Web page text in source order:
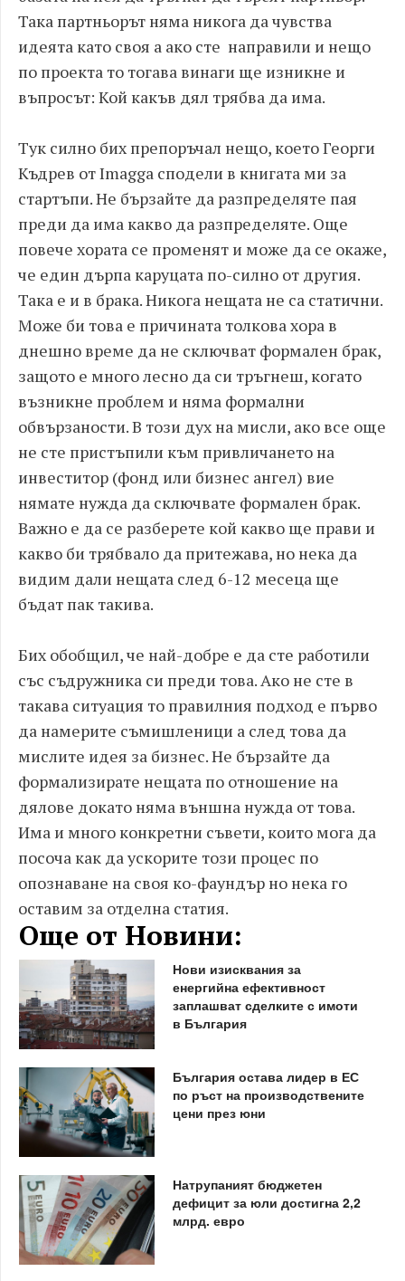
Така партньорът няма никога да чувства
идеята като своя а ако сте направили и нещо
по проекта то тогава винаги ще изникне и
въпросът: Кой какъв дял трябва да има.
Тук силно бих препоръчал нещо, което Георги
Къдрев от Imagga сподели в книгата ми за
стартъпи. Не бързайте да разпределяте пая
преди да има какво да разпределяте. Още
повече хората се променят и може да се окаже,
че един дърпа каруцата по-силно от другия.
Така е и в брака. Никога нещата не са статични.
Може би това е причината толкова хора в
днешно време да не сключват формален брак,
защото е много лесно да си тръгнеш, когато
възникне проблем и няма формални
обвързаности. В този дух на мисли, ако все още
не сте пристъпили към привличането на
инвеститор (фонд или бизнес ангел) вие
нямате нужда да сключвате формален брак.
Важно е да се разберете кой какво ще прави и
какво би трябвало да притежава, но нека да
видим дали нещата след 6-12 месеца ще
бъдат пак такива.
Бих обобщил, че най-добре е да сте работили
със съдружника си преди това. Ако не сте в
такава ситуация то правилния подход е първо
да намерите съмишленици а след това да
мислите идея за бизнес. Не бързайте да
формализирате нещата по отношение на
дялове докато няма външна нужда от това.
Има и много конкретни съвети, които мога да
посоча как да ускорите този процес по
опознаване на своя ко-фаундър но нека го
оставим за отделна статия.
Още от Новини:
Нови изисквания за
енергийна ефективност
заплашват сделките с имоти
в България
България остава лидер в ЕС
по ръст на производствените
цени през юни
Натрупаният бюджетен
дефицит за юли достигна 2,2
млрд. евро